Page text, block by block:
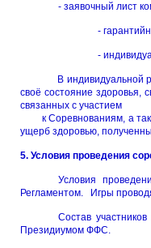
- заявочный лист
-
-
В индивидуальной
своё состояние
связанных с участием в
к Соревнованиям, а
ущерб здоровью,
5. Условия проведения
Условия
Регламентом. Игры
Состав
Президиумом ФФС.